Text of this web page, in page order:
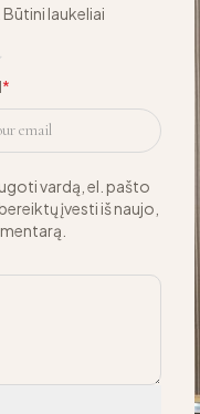
Būtini laukeliai
*
vardą, el. pašto
įvesti iš naujo,